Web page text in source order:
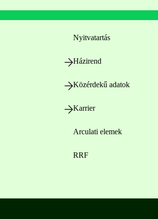
Nyitvatartás
Házirend
Közérdekű adatok
Karrier
Arculati elemek
RRF